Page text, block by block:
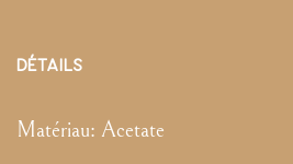
DÉTAILS
Matériau: Acetate